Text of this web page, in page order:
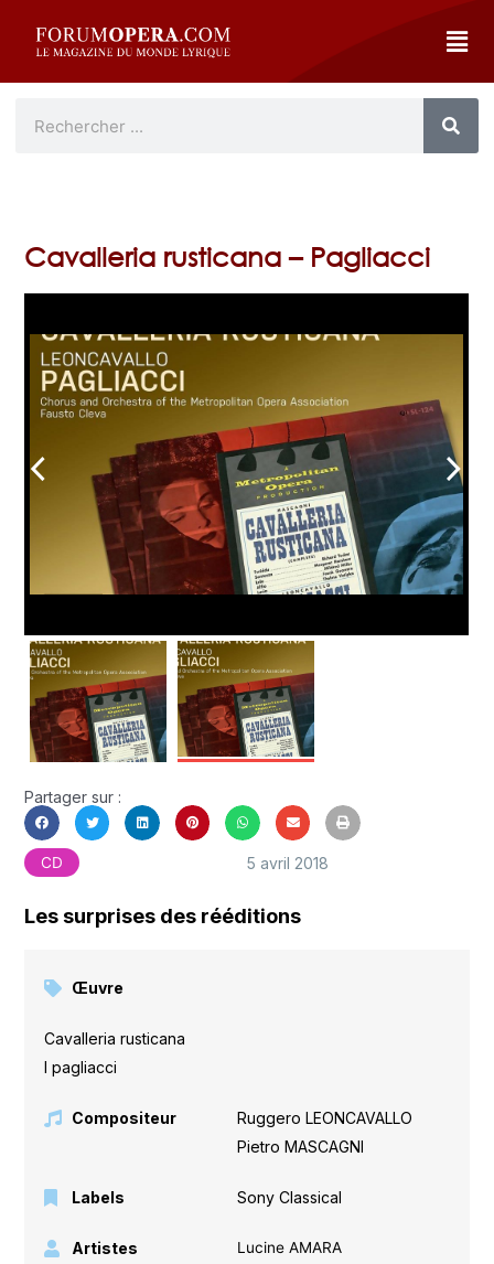
Cavalleria rusticana – Pagliacci
arrow_back_ios arrow_forward_ios
Partager sur :
CD 5 avril 2018
Les surprises des rééditions
Œuvre
Cavalleria rusticana
I pagliacci
Compositeur Ruggero LEONCAVALLO
Pietro MASCAGNI
Labels Sony Classical
Artistes
Lucine AMARA